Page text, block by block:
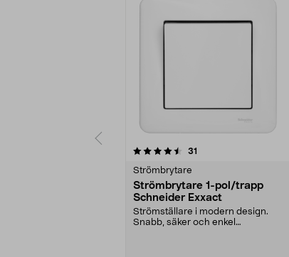
31
Strömbrytare
Strömbrytare 1-pol/trapp
Schneider Exxact
Strömställare i modern design.
Snabb, säker och enkel
4.5 av 5 stjärnor